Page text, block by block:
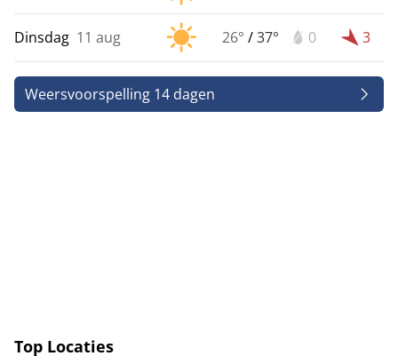
Dinsdag 11 aug 26° /37° 0 3
Weersvoorspelling 14 dagen
Top Locaties